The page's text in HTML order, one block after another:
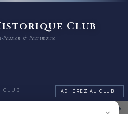
Club
Passion & Patrimoine
CLUB ADHÉREZ AU CLUB !